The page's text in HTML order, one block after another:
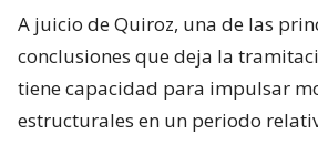
A juicio de Quiroz, una de las
conclusiones que deja la
tiene capacidad para impulsar
estructurales en un periodo